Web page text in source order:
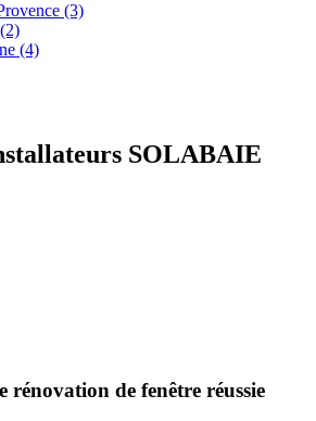
(3)
(4)
SOLABAIE
rénovation de fenêtre réussie